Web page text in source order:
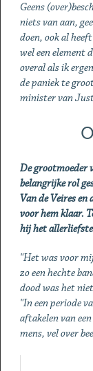
Geens
niets van aan,
doen, ook al
wel een element
overal als ik
de paniek te
minister van
De grootmoeder
belangrijke rol
Van de Veires
voor hem klaar.
hij het
"Het was voor
zo een hechte
dood was het
"In een periode
aftakelen van
mens, vel over